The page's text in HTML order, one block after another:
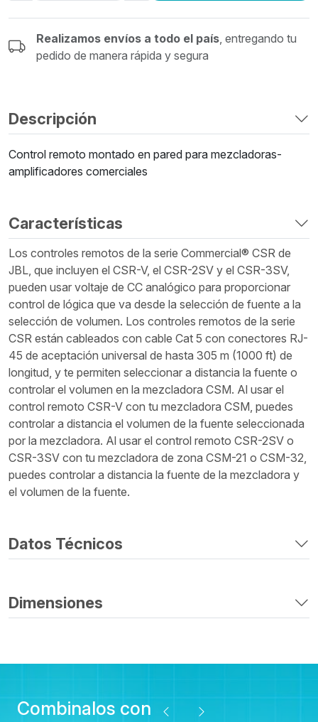
Realizamos envíos a todo el país, entregando tu
pedido de manera rápida y segura
Descripción
Control remoto montado en pared para mezcladoras-
amplificadores comerciales
Características
Los controles remotos de la serie Commercial® CSR de
JBL, que incluyen el CSR-V, el CSR-2SV y el CSR-3SV,
pueden usar voltaje de CC analógico para proporcionar
control de lógica que va desde la selección de fuente a la
selección de volumen. Los controles remotos de la serie
CSR están cableados con cable Cat 5 con conectores RJ-
45 de aceptación universal de hasta 305 m (1000 ft) de
longitud, y te permiten seleccionar a distancia la fuente o
controlar el volumen en la mezcladora CSM. Al usar el
control remoto CSR-V con tu mezcladora CSM, puedes
controlar a distancia el volumen de la fuente seleccionada
por la mezcladora. Al usar el control remoto CSR-2SV o
CSR-3SV con tu mezcladora de zona CSM-21 o CSM-32,
puedes controlar a distancia la fuente de la mezcladora y
el volumen de la fuente.
Datos Técnicos
Dimensiones
Combinalos con